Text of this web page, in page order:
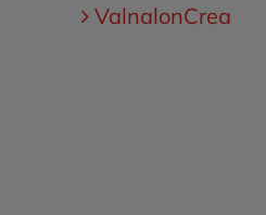
ValnalonCrea